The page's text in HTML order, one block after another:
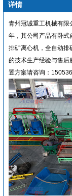
详情
青州冠诚重工机械有限
年，其公司产品有卧式
排矿离心机，全自动排
的技术生产经验与售后
置方案请咨询：